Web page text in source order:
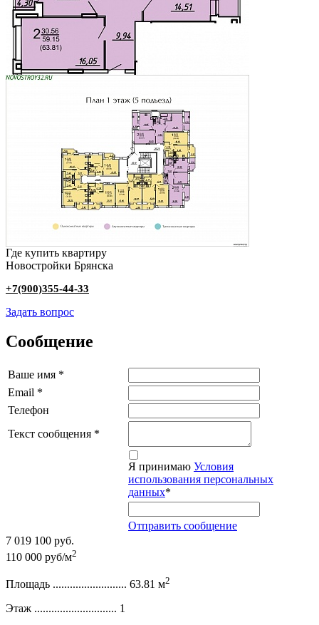
Где купить квартиру
Новостройки Брянска
+7(900)355-44-33
Задать вопрос
Сообщение
Ваше имя *
Email *
Телефон
Текст сообщения *
Я принимаю Условия
использования персональных
данных*
Отправить сообщение
7 019 100 руб.
110 000 руб/м2
Площадь .......................... 63.81 м2
Этаж ............................. 1